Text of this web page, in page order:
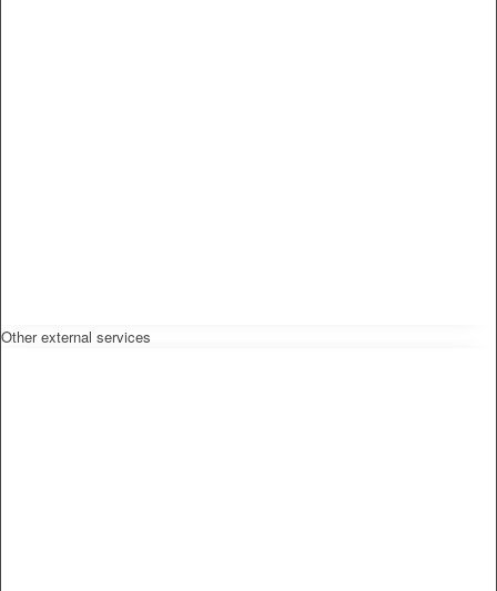
Other external services